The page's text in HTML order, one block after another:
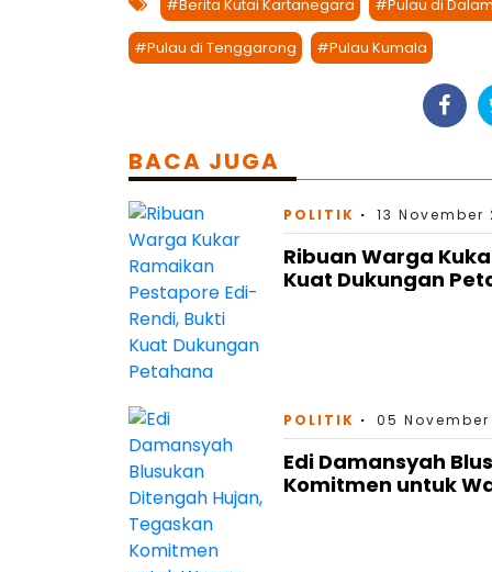
#Berita Kutai Kartanegara #Pulau di
#Pulau di Tenggarong #Pulau Kumala
BACA JUGA
POLITIK 13 November
Ribuan Warga
Kuat Dukungan
POLITIK 05
Edi Damansyah
Komitmen untuk